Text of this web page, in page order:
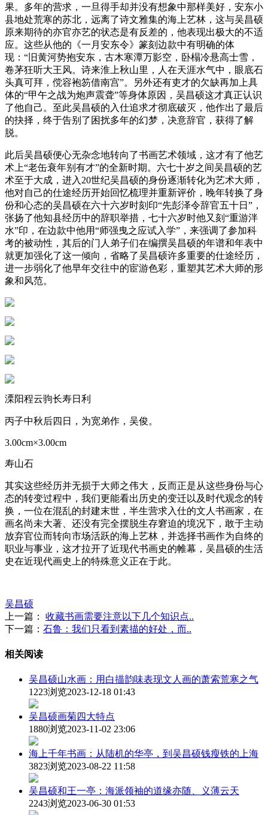
果。多年的营求，一旦得手却并没有想象中那样美好，安东小
县地处荒寒的苏北，远离了诗文雅集的海上艺林，这与吴昌硕
原来期待的亦官亦艺的状态是有反差的，他表现出极大的不适
应。这些从他的《一月安东令》篆刻边款中有明确的体
现：“旧黄河势抱安东，古木寒潭万影空，卧榻冷悬高士雪，
卷茅狂听大王风。诗来淮上秋山里，人在天涯水气中，眼底石
头真可拜，傥容袍笏借南宫”。另外还有吏才的欠缺再加上具
体的“甲午之战为炮声震聋”等身体原因，吴昌硕这才真正认识
了他自己。至此吴昌硕的入仕追求才彻底破灭，他作出了最后
的抉择，终于告别了困扰多年的幻梦，决意辞官，获得了解
脱。
此后吴昌硕便心无杂念地转向了书画艺术领域，这才有了他艺
术上“老缶衰年别有才”的全新时期。六七十岁之间吴昌硕的艺
术至于大成，进入20世纪吴昌硕的身份逐渐转化为艺术大师，
他对自己的仕途经历开始回忆梳理并重新评价，晚年转换了身
份和心态的吴昌硕在六十六岁时刻印“先彭泽令辞官五十日”，
张扬了他知县经历中的辞职举措，七十六岁时他又刻“重游泮
水”印，在边款中他用“师强曳之应试入学”，来强调了参加科
考的被动性，其后的门人弟子们在编撰吴昌硕的年谱和年表中
就更加强化了这一倾向，省略了吴昌硕许多重要的仕途经历，
进一步弱化了他早年交往中的宦游色彩，重塑其艺术大师的形
象和风范。
溧阳程云驹长寿日利
丙子中秋后四日，为宽弟作，吴俊。
3.00cm×3.00cm
寿山石
其实这些经历并无损于大师之伟大，反而正是从这些身份与心
态的转变过程中，我们更能看出历史的变迁以及时代观念的转
换，一位在混乱的封建末世，半生营求入仕的文人书画家，在
画名尚未大著、还没有完全摆脱生存窘迫的境况下，敢于主动
放弃官位而转向市场活跃的海上艺林，并选择书画作为自终的
职业与事业，这才拉开了近现代书画史的帷幕，吴昌硕的生活
史在近现代画史上的特殊意义正在于此。
吴昌硕
上一篇：
收藏书画需要注意以下几个知识点..
下一篇： 石鲁：我们只看到素描的好处，而..
相关阅读
吴昌硕山水画：用白描韵味表现文人画的萧索荒寒之气
1223浏览2023-12-18 01:43
吴昌硕画菊四大特点
1880浏览2023-11-02 23:06
海上千年书画：从陆机的华亭，到吴昌硕钱瘦铁的上海
3823浏览2023-08-22 11:58
吴昌硕和王一亭：海派领袖的道缘亦随、义薄云天
2243浏览2023-06-30 01:53